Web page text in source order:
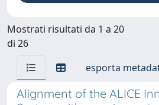
Mostrati risultati da 1 a 20
di 26
esporta
Alignment of the ALICE